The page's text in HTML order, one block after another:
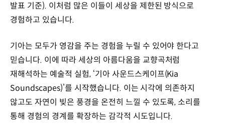
발표 기준). 이처럼 많은 이들이 세상을 제한된 방식으로
경험하고 있습니다.
기아는 모두가 영감을 주는 경험을 누릴 수 있어야 한다고
믿습니다. 이에 따라 세상의 아름다움을 교향곡처럼
재해석하는 예술적 실험, ‘기아 사운드스케이프(Kia
Soundscapes)’를 시작했습니다. 이는 시각에 의존하지
않고도 자연이 빚은 풍경을 온전히 느낄 수 있도록, 소리를
통해 경험의 경계를 확장하는 감각적 시도입니다.